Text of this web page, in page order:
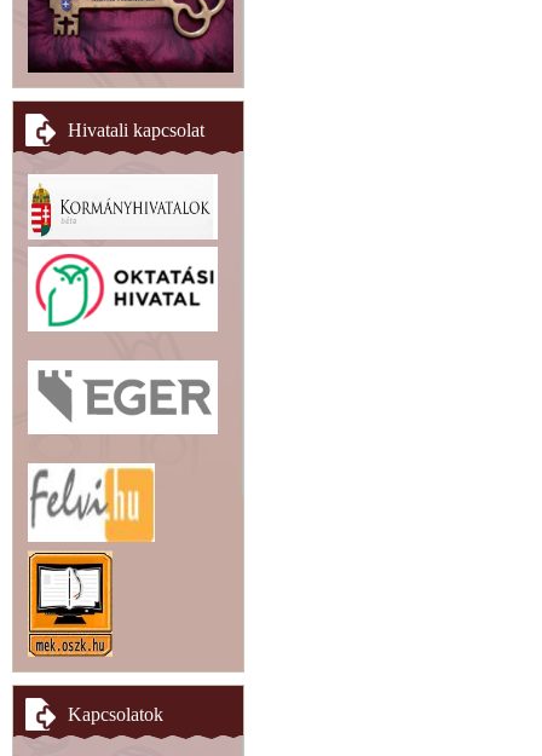
Hivatali kapcsolat
Kapcsolatok